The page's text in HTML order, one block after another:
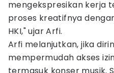
mengekspresikan kerja
proses kreatifnya
HKI," ujar Arfi.
Arfi melanjutkan, jika
mempermudah akses